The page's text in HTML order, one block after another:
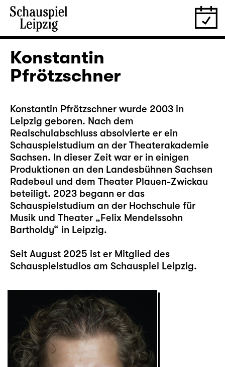
Konstantin
Pfrötzschner
Konstantin Pfrötzschner wurde 2003 in
Leipzig geboren. Nach dem
Realschulabschluss absolvierte er ein
Schauspielstudium an der Theaterakademie
Sachsen. In dieser Zeit war er in einigen
Produktionen an den Landesbühnen Sachsen
Radebeul und dem Theater Plauen-Zwickau
beteiligt. 2023 begann er das
Schauspielstudium an der Hochschule für
Musik und Theater „Felix Mendelssohn
Bartholdy“ in Leipzig.
Seit August 2025 ist er Mitglied des
Schauspielstudios am Schauspiel Leipzig.